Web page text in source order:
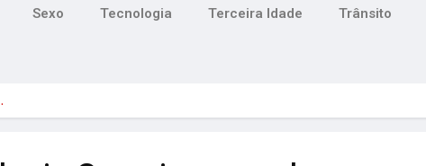
Sexo Tecnologia Terceira Idade Trânsito